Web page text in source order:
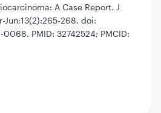
A Case Report. J
Jun;13(2):265-268. doi:
PMID: 32742524; PMCID: